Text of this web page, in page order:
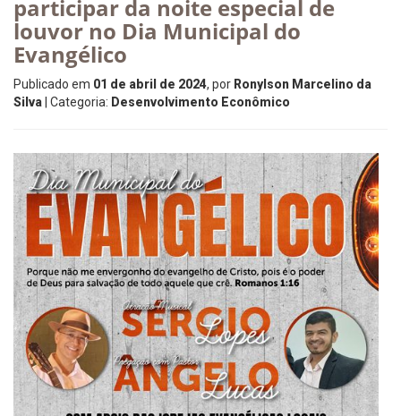
participar da noite especial de
louvor no Dia Municipal do
Evangélico
Publicado em 01 de abril de 2024, por Ronylson Marcelino da
Silva | Categoria: Desenvolvimento Econômico